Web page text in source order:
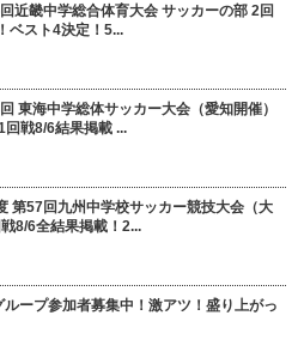
近畿中学総合体育大会 サッカーの部 2回
ベスト4決定！5...
東海中学総体サッカー大会（愛知開催）
回戦8/6結果掲載 ...
第57回九州中学校サッカー競技大会（大
8/6全結果掲載！2...
ープ参加者募集中！激アツ！盛り上がっ